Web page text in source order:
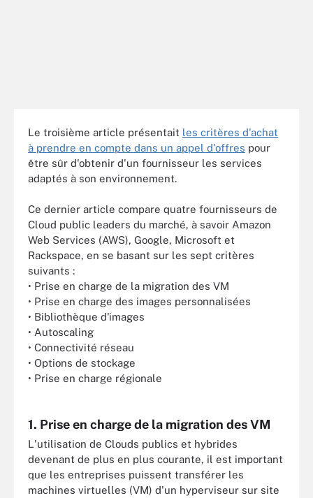
Le troisième article présentait les critères d'achat
à prendre en compte dans un appel d'offres pour
être sûr d'obtenir d'un fournisseur les services
adaptés à son environnement.
Ce dernier article compare quatre fournisseurs de
Cloud public leaders du marché, à savoir Amazon
Web Services (AWS), Google, Microsoft et
Rackspace, en se basant sur les sept critères
suivants :
• Prise en charge de la migration des VM
• Prise en charge des images personnalisées
• Bibliothèque d'images
• Autoscaling
• Connectivité réseau
• Options de stockage
• Prise en charge régionale
1. Prise en charge de la migration des VM
L'utilisation de Clouds publics et hybrides
devenant de plus en plus courante, il est important
que les entreprises puissent transférer les
machines virtuelles (VM) d'un hyperviseur sur site